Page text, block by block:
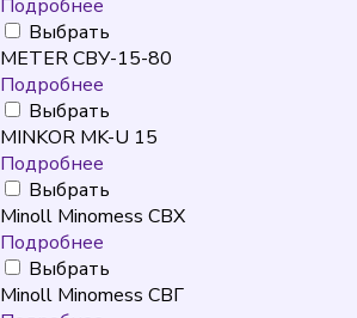
Подробнее
Выбрать
METER СВУ-15-80
Подробнее
Выбрать
MINKOR MK-U 15
Подробнее
Выбрать
Minoll Minomess СВХ
Подробнее
Выбрать
Minoll Minomess СВГ